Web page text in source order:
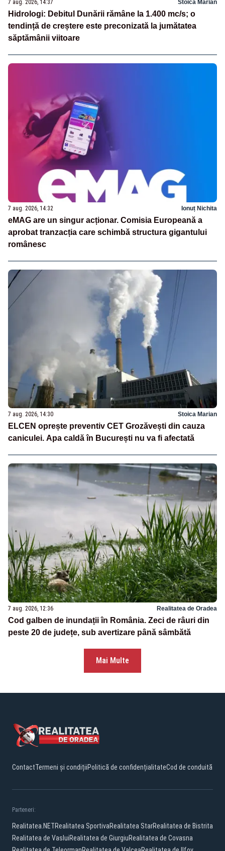
7 aug. 2026, 14:37 Stoica Marian
Hidrologi: Debitul Dunării rămâne la 1.400 mc/s; o
tendință de creștere este preconizată la jumătatea
săptămânii viitoare
7 aug. 2026, 14:32 Ionuț Nichita
eMAG are un singur acționar. Comisia Europeană a
aprobat tranzacția care schimbă structura gigantului
românesc
7 aug. 2026, 14:30 Stoica Marian
ELCEN oprește preventiv CET Grozăvești din cauza
caniculei. Apa caldă în București nu va fi afectată
7 aug. 2026, 12:36 Realitatea de Oradea
Cod galben de inundații în România. Zeci de râuri din
peste 20 de județe, sub avertizare până sâmbătă
Mai Multe
ContactTermeni și condițiiPolitică de confidențialitateCod de conduită
Parteneri:
Realitatea.NETRealitatea SportivaRealitatea StarRealitatea de Bistrita
Realitatea de VasluiRealitatea de GiurgiuRealitatea de Covasna